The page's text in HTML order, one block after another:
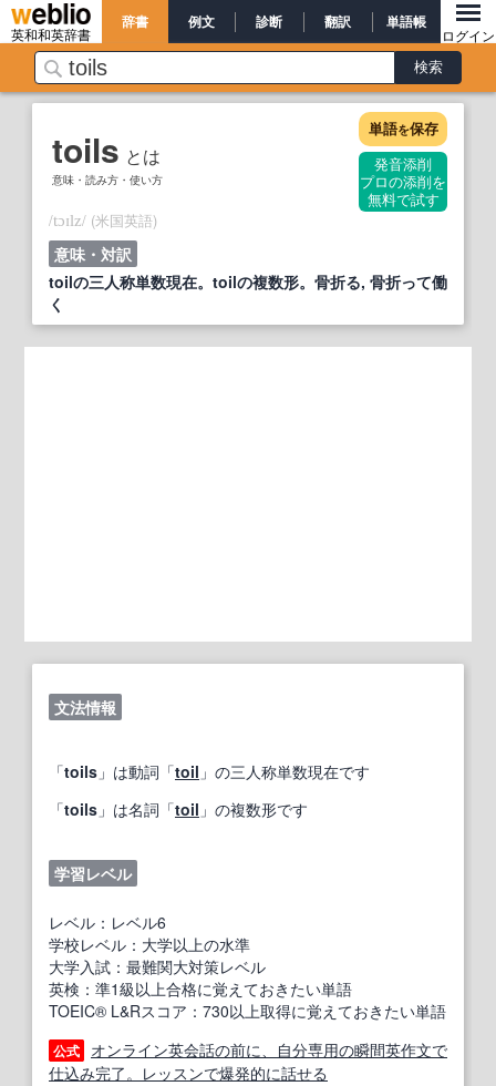
英和和英辞書
辞書 例文 診断 翻訳 単語帳
ログイン
toils とは
意味・読み方・使い方
単語を保存
発音添削
プロの添削を
無料で試す
/tɔɪlz/ (米国英語)
意味・対訳
toilの三人称単数現在。toilの複数形。骨折る, 骨折って働
く
文法情報
「toils 」は動詞「toil 」の三人称単数現在です
「toils 」は名詞「toil 」の複数形です
学習レベル
レベル：レベル6
学校レベル：大学以上の水準
大学入試：最難関大対策レベル
英検：準1級以上合格に覚えておきたい単語
TOEIC® L&Rスコア：730以上取得に覚えておきたい単語
公式
オンライン英会話の前に、自分専用の瞬間英作文で
仕込み完了。レッスンで爆発的に話せる